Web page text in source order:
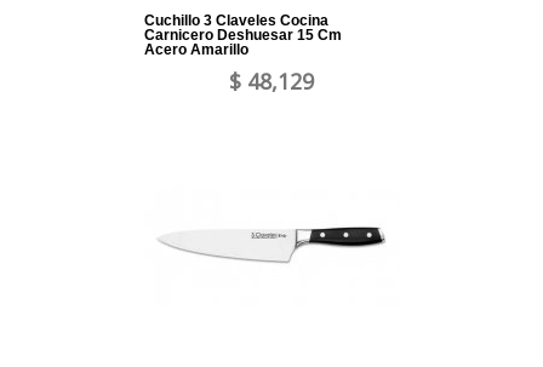
Cuchillo 3 Claveles Cocina
Carnicero Deshuesar 15 Cm
Acero Amarillo
$ 48,129